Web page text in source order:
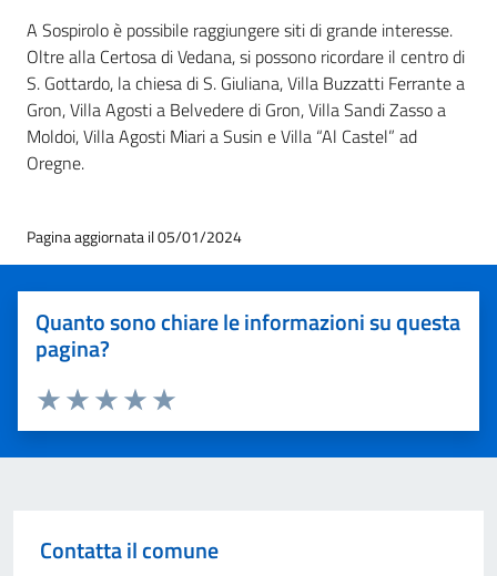
A Sospirolo è possibile raggiungere siti di grande interesse.
Oltre alla Certosa di Vedana, si possono ricordare il centro di
S. Gottardo, la chiesa di S. Giuliana, Villa Buzzatti Ferrante a
Gron, Villa Agosti a Belvedere di Gron, Villa Sandi Zasso a
Moldoi, Villa Agosti Miari a Susin e Villa “Al Castel” ad
Oregne.
Pagina aggiornata il 05/01/2024
Quanto sono chiare le informazioni su questa
pagina?
Valuta 5 stelle su 5
Valuta 4 stelle su 5
Valuta 3 stelle su 5
Valuta 2 stelle su 5
Valuta 1 stelle su 5
Contatta il comune